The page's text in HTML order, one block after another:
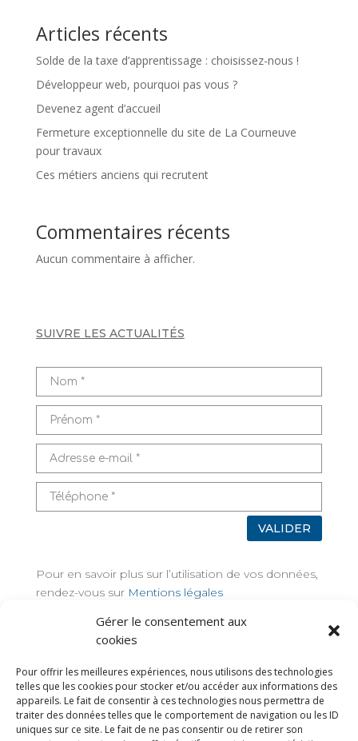
Gérer le consentement aux
cookies
Pour offrir les meilleures expériences, nous utilisons des technologies
telles que les cookies pour stocker et/ou accéder aux informations des
appareils. Le fait de consentir à ces technologies nous permettra de
traiter des données telles que le comportement de navigation ou les ID
uniques sur ce site. Le fait de ne pas consentir ou de retirer son
Articles récents
Solde de la taxe d’apprentissage : choisissez-nous !
Développeur web, pourquoi pas vous ?
Devenez agent d’accueil
Fermeture exceptionnelle du site de La Courneuve
pour travaux
Ces métiers anciens qui recrutent
Commentaires récents
Aucun commentaire à afficher.
SUIVRE LES ACTUALITÉS
VALIDER
Pour en savoir plus sur l’utilisation de vos données,
rendez-vous sur Mentions légales